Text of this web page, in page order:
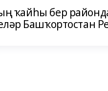
ҡайһы бер
Башҡортостан